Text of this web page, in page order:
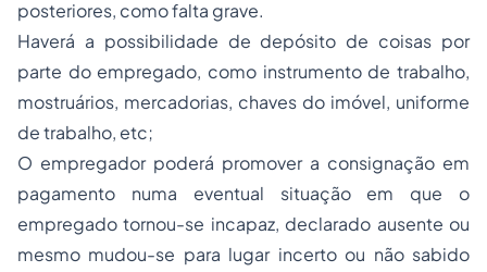
posteriores, como falta grave.
Haverá a possibilidade de depósito de coisas por
parte do empregado, como instrumento de trabalho,
mostruários, mercadorias, chaves do imóvel, uniforme
de trabalho, etc;
O empregador poderá promover a consignação em
pagamento numa eventual situação em que o
empregado tornou-se incapaz, declarado ausente ou
mesmo mudou-se para lugar incerto ou não sabido